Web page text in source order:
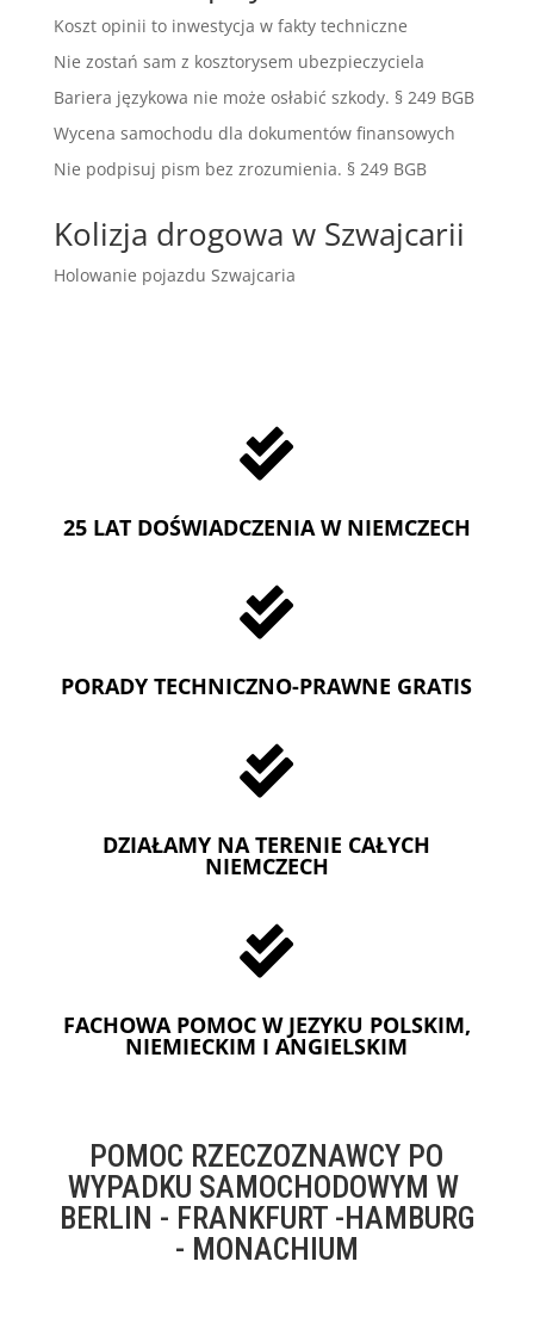
Koszt opinii to inwestycja w fakty techniczne
Nie zostań sam z kosztorysem ubezpieczyciela
Bariera językowa nie może osłabić szkody. § 249 BGB
Wycena samochodu dla dokumentów finansowych
Nie podpisuj pism bez zrozumienia. § 249 BGB
Kolizja drogowa w Szwajcarii
Holowanie pojazdu Szwajcaria

25 LAT DOŚWIADCZENIA W NIEMCZECH

PORADY TECHNICZNO-PRAWNE GRATIS

DZIAŁAMY NA TERENIE CAŁYCH
NIEMCZECH

FACHOWA POMOC W JEZYKU POLSKIM,
NIEMIECKIM I ANGIELSKIM
POMOC RZECZOZNAWCY PO
WYPADKU SAMOCHODOWYM W
BERLIN - FRANKFURT -HAMBURG
- MONACHIUM